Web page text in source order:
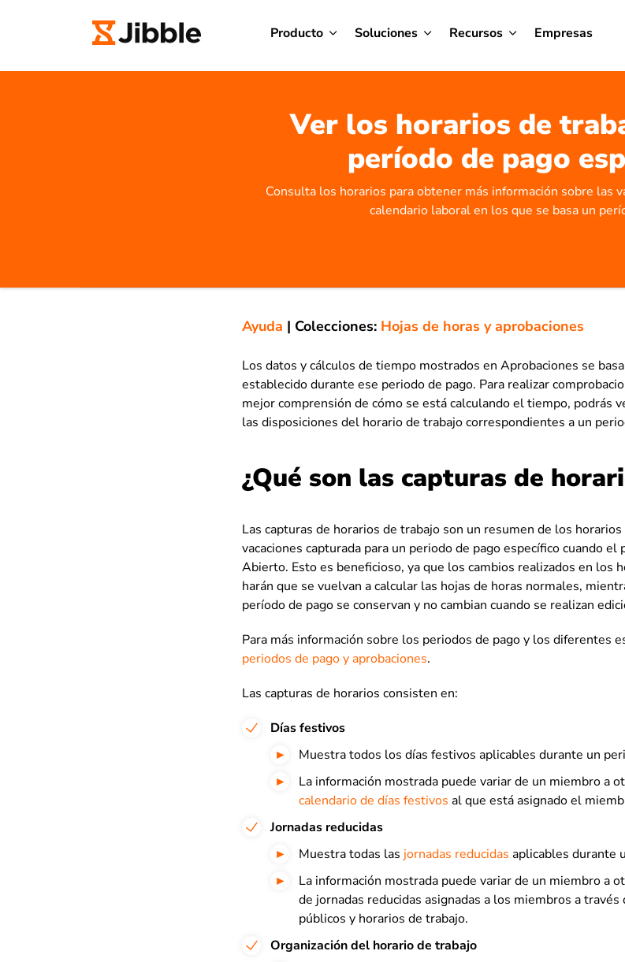
Producto Soluciones Recursos Empresas
Ver los horarios de
período de pago
Consulta los horarios para obtener más información sobre las
calendario laboral en los que se basa un
Ayuda | Colecciones: Hojas de horas y aprobaciones
Los datos y cálculos de tiempo mostrados en Aprobaciones se
establecido durante ese periodo de pago. Para realizar
mejor comprensión de cómo se está calculando el tiempo, podrás
las disposiciones del horario de trabajo correspondientes a un
¿Qué son las capturas de
Las capturas de horarios de trabajo son un resumen de los
vacaciones capturada para un periodo de pago específico cuando
Abierto. Esto es beneficioso, ya que los cambios realizados en los
harán que se vuelvan a calcular las hojas de horas normales,
período de pago se conservan y no cambian cuando se realizan
Para más información sobre los periodos de pago y los diferentes
periodos de pago y aprobaciones.
Las capturas de horarios consisten en:
Días festivos
Muestra todos los días festivos aplicables durante un
La información mostrada puede variar de un miembro a
calendario de días festivos al que está asignado el
Jornadas reducidas
Muestra todas las jornadas reducidas aplicables durante
La información mostrada puede variar de un miembro a
de jornadas reducidas asignadas a los miembros a
públicos y horarios de trabajo.
Organización del horario de trabajo